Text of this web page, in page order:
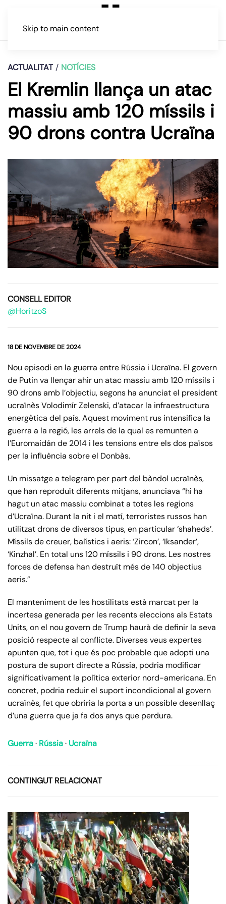
Skip to main content
ACTUALITAT NOTÍCIES
El Kremlin llança un atac
massiu amb 120 míssils i
90 drons contra Ucraïna
CONSELL EDITOR
@HoritzoS
18 DE NOVEMBRE DE 2024
Nou episodi en la guerra entre Rússia i Ucraïna. El govern
de Putin va llençar ahir un atac massiu amb 120 míssils i
90 drons amb l’objectiu, segons ha anunciat el president
ucraïnès Volodimír Zelenski, d’atacar la infraestructura
energètica del país. Aquest moviment rus intensifica la
guerra a la regió, les arrels de la qual es remunten a
l’Euromaidán de 2014 i les tensions entre els dos països
per la influència sobre el Donbàs.
Un missatge a telegram per part del bàndol ucraïnès,
que han reproduït diferents mitjans, anunciava “hi ha
hagut un atac massiu combinat a totes les regions
d’Ucraïna. Durant la nit i el matí, terroristes russos han
utilitzat drons de diversos tipus, en particular ‘shaheds’.
Míssils de creuer, balístics i aeris: ‘Zircon’, ‘Iksander’,
‘Kinzhal’. En total uns 120 míssils i 90 drons. Les nostres
forces de defensa han destruït més de 140 objectius
aeris.”
El manteniment de les hostilitats està marcat per la
incertesa generada per les recents eleccions als Estats
Units, on el nou govern de Trump haurà de definir la seva
posició respecte al conflicte. Diverses veus expertes
apunten que, tot i que és poc probable que adopti una
postura de suport directe a Rússia, podria modificar
significativament la política exterior nord-americana. En
concret, podria reduir el suport incondicional al govern
ucraïnès, fet que obriria la porta a un possible desenllaç
d’una guerra que ja fa dos anys que perdura.
Guerra· Rússia· Ucraïna
CONTINGUT RELACIONAT